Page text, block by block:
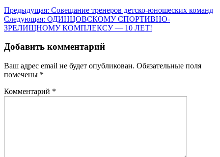
Предыдущая: Совещание тренеров детско-юношеских команд
Следующая: ОДИНЦОВСКОМУ СПОРТИВНО-
ЗРЕЛИЩНОМУ КОМПЛЕКСУ — 10 ЛЕТ!
Добавить комментарий
Ваш адрес email не будет опубликован. Обязательные поля
помечены *
Комментарий *